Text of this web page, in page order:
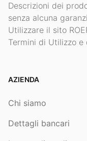
Descrizioni dei
senza alcuna
Utilizzare il sito
Termini di Utilizzo
AZIENDA
Chi siamo
Dettagli bancari